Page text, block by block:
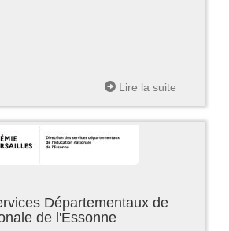
Lire la suite
Départementaux de
de l'Essonne